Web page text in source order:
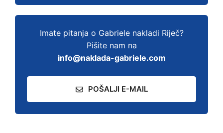
Imate pitanja o Gabriele nakladi Riječ?
Pišite nam na
info@naklada-gabriele.com
POŠALJI E-MAIL